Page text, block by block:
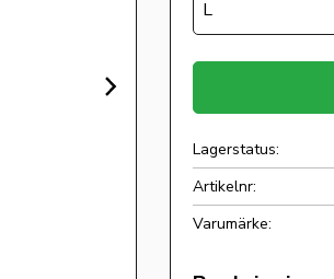
L
Lagerstatus
Artikelnr